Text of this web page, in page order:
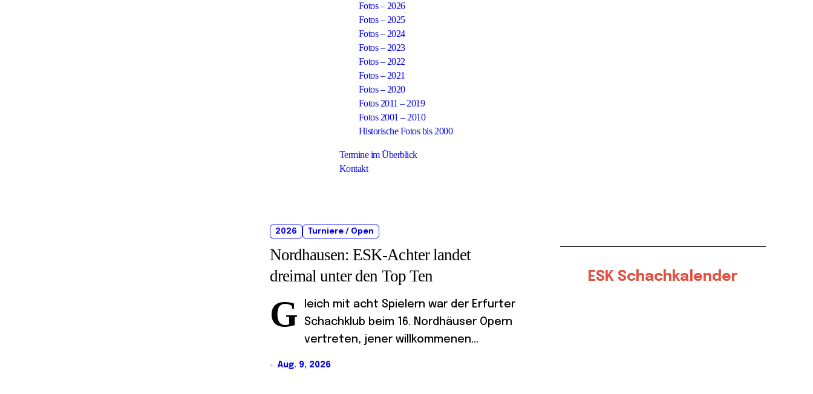
Fotos – 2026
Fotos – 2025
Fotos – 2024
Fotos – 2023
Fotos – 2022
Fotos – 2021
Fotos – 2020
Fotos 2011 – 2019
Fotos 2001 – 2010
Historische Fotos bis 2000
Termine im Überblick
Kontakt
2026 Turniere / Open
Nordhausen: ESK-Achter landet
dreimal unter den Top Ten
G
leich mit acht Spielern war der Erfurter
Schachklub beim 16. Nordhäuser Opern
vertreten, jener willkommenen...
Aug. 9, 2026
ESK Schachkalender